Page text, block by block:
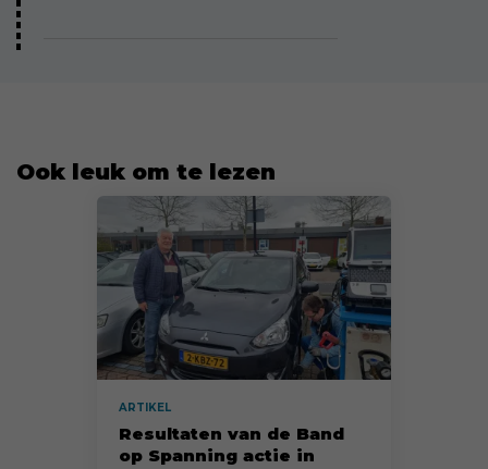
Ook leuk om te lezen
ARTIKEL
Resultaten van de Band
op Spanning actie in